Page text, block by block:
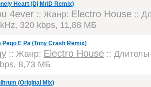
Heart (Dj MriD Remix)
4ever :: Жанр: Electro House ::
320 kbps, 11,88 МБ
Pego E Pa (Tony Crash Remix)
:: Жанр: Electro House ::
8,73 МБ
(Original Mix)